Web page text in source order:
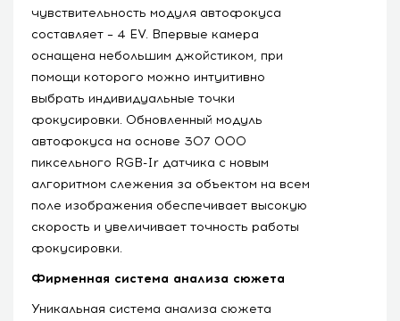
чувствительность модуля автофокуса
составляет – 4 EV. Впервые камера
оснащена небольшим джойстиком, при
помощи которого можно интуитивно
выбрать индивидуальные точки
фокусировки. Обновленный модуль
автофокуса на основе 307 000
пиксельного RGB-Ir датчика с новым
алгоритмом слежения за объектом на всем
поле изображения обеспечивает высокую
скорость и увеличивает точность работы
фокусировки.
Фирменная система анализа сюжета
Уникальная система анализа сюжета